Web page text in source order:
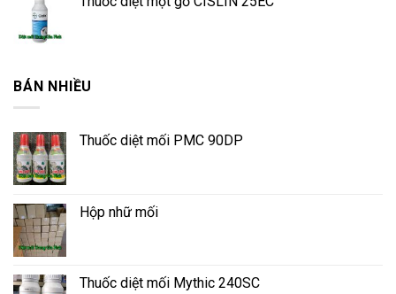
BÁN NHIỀU
Thuốc diệt mối PMC 90DP
Hộp nhữ mối
Thuốc diệt mối Mythic 240SC